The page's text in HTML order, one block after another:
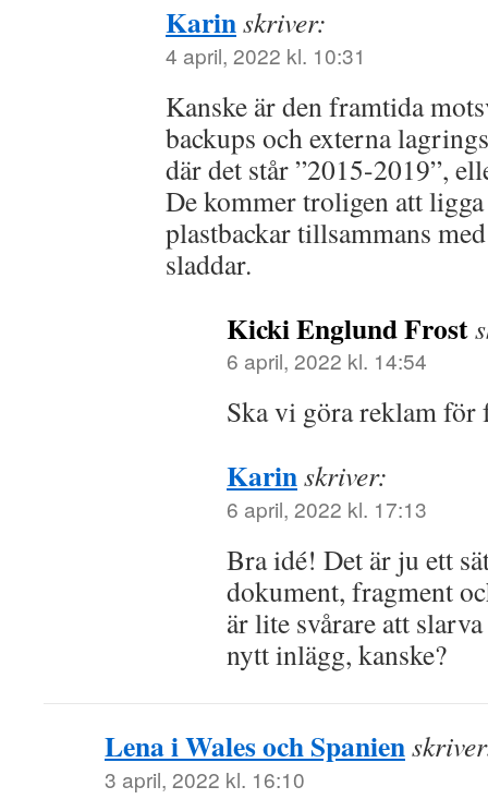
Karinskriver:
4 april, 2022 kl. 10:31
Kanske är den framtida
backups och externa
där det står ”2015-2019”,
De kommer troligen att
plastbackar tillsammans
sladdar.
Kicki Englund Frost
6 april, 2022 kl. 14:54
Ska vi göra reklam för
Karinskriver:
6 april, 2022 kl. 17:13
Bra idé! Det är ju ett
dokument, fragment
är lite svårare att
nytt inlägg, kanske?
Lena i Wales och Spanien
3 april, 2022 kl. 16:10